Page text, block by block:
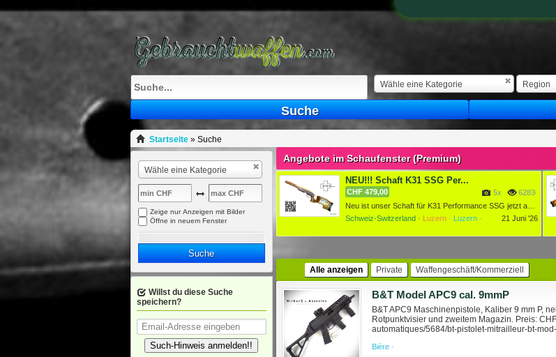
Wähle eine Kategorie Region
Suche
Startseite» Suche
Angebote im Schaufenster (Premium)
NEU!!! Schaft K31 SSG Per...
CHF 479,00 6283048x
5x
Neu ist unser Schaft für K31 Performance SSG jetzt auch für ...
Schweiz-Switzerland · Luzern · Luzern · 21 Juni '26
Alle anzeigen Private Waffengeschäft/Kommerziell
B&T Model APC9 cal. 9mmP
B&T APC9 Maschinenpistole, Kaliber 9 mm P,
Rotpunktvisier und zweitem Magazin. Preis:
automatiques/5684/bt-pistolet-mitrailleur-bt-
Bière ·
Wähle eine Kategorie
Zeige nur Anzeigen mit Bilder
Öffne in neuem Fenster
Suche
Willst du diese Suche
speichern?
Such-Hinweis anmelden!!